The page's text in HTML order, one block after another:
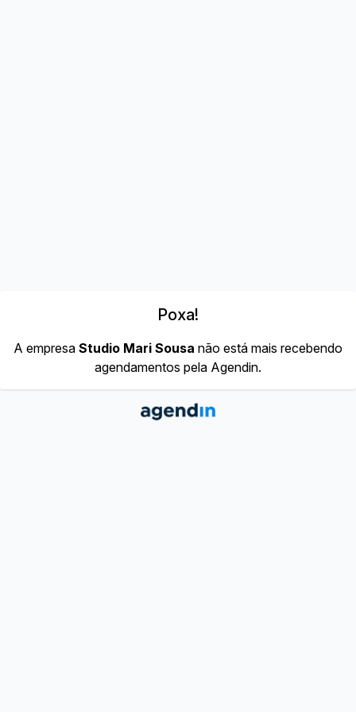
Poxa!
A empresa Studio Mari Sousa não está mais recebendo
agendamentos pela Agendin.